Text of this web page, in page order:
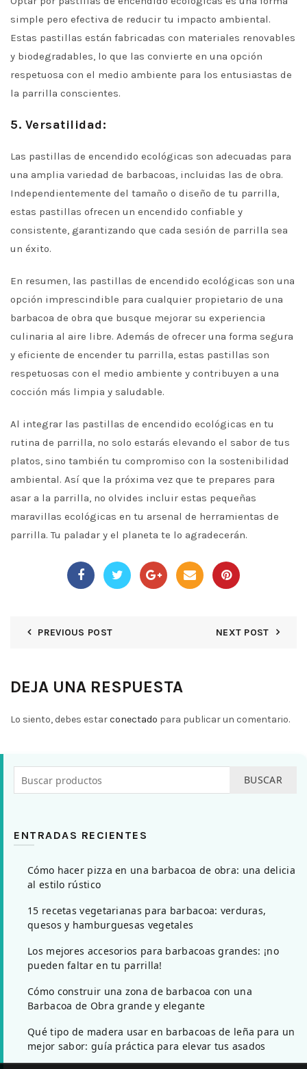
simple pero efectiva de reducir tu impacto ambiental.
Estas pastillas están fabricadas con materiales renovables
y biodegradables, lo que las convierte en una opción
respetuosa con el medio ambiente para los entusiastas de
la parrilla conscientes.
5. Versatilidad:
Las pastillas de encendido ecológicas son adecuadas para
una amplia variedad de barbacoas, incluidas las de obra.
Independientemente del tamaño o diseño de tu parrilla,
estas pastillas ofrecen un encendido confiable y
consistente, garantizando que cada sesión de parrilla sea
un éxito.
En resumen, las pastillas de encendido ecológicas son una
opción imprescindible para cualquier propietario de una
barbacoa de obra que busque mejorar su experiencia
culinaria al aire libre. Además de ofrecer una forma segura
y eficiente de encender tu parrilla, estas pastillas son
respetuosas con el medio ambiente y contribuyen a una
cocción más limpia y saludable.
Al integrar las pastillas de encendido ecológicas en tu
rutina de parrilla, no solo estarás elevando el sabor de tus
platos, sino también tu compromiso con la sostenibilidad
ambiental. Así que la próxima vez que te prepares para
asar a la parrilla, no olvides incluir estas pequeñas
maravillas ecológicas en tu arsenal de herramientas de
parrilla. Tu paladar y el planeta te lo agradecerán.
PREVIOUS POST NEXT POST
DEJA UNA RESPUESTA
Lo siento, debes estarconectado para publicar un comentario.
BUSCAR
ENTRADAS RECIENTES
Cómo hacer pizza en una barbacoa de obra: una delicia
al estilo rústico
15 recetas vegetarianas para barbacoa: verduras,
quesos y hamburguesas vegetales
Los mejores accesorios para barbacoas grandes: ¡no
pueden faltar en tu parrilla!
Cómo construir una zona de barbacoa con una
Barbacoa de Obra grande y elegante
Qué tipo de madera usar en barbacoas de leña para un
mejor sabor: guía práctica para elevar tus asados